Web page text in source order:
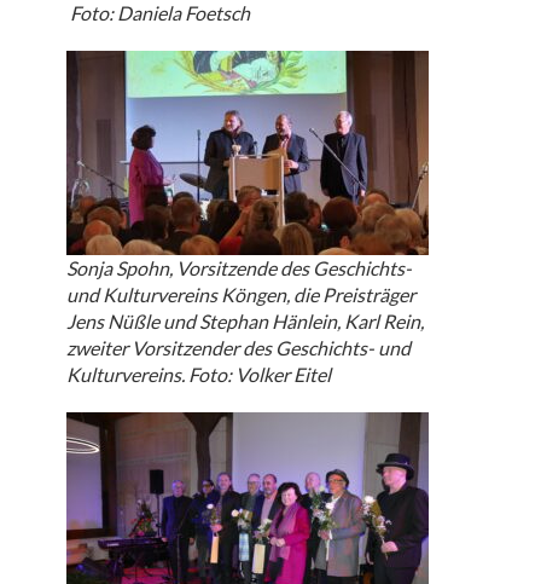
Foto: Daniela Foetsch
Sonja Spohn, Vorsitzende des Geschichts-
und Kulturvereins Köngen, die Preisträger
Jens Nüßle und Stephan Hänlein, Karl Rein,
zweiter Vorsitzender des Geschichts- und
Kulturvereins. Foto: Volker Eitel